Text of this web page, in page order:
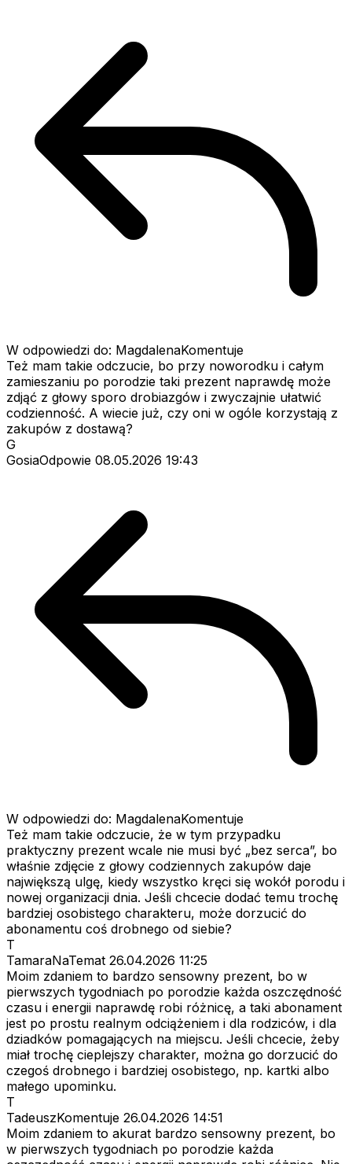
W odpowiedzi do: MagdalenaKomentuje
Też mam takie odczucie, bo przy noworodku i całym
zamieszaniu po porodzie taki prezent naprawdę może
zdjąć z głowy sporo drobiazgów i zwyczajnie ułatwić
codzienność. A wiecie już, czy oni w ogóle korzystają z
zakupów z dostawą?
G
GosiaOdpowie 08.05.2026 19:43
W odpowiedzi do: MagdalenaKomentuje
Też mam takie odczucie, że w tym przypadku
praktyczny prezent wcale nie musi być „bez serca”, bo
właśnie zdjęcie z głowy codziennych zakupów daje
największą ulgę, kiedy wszystko kręci się wokół porodu i
nowej organizacji dnia. Jeśli chcecie dodać temu trochę
bardziej osobistego charakteru, może dorzucić do
abonamentu coś drobnego od siebie?
T
TamaraNaTemat 26.04.2026 11:25
Moim zdaniem to bardzo sensowny prezent, bo w
pierwszych tygodniach po porodzie każda oszczędność
czasu i energii naprawdę robi różnicę, a taki abonament
jest po prostu realnym odciążeniem i dla rodziców, i dla
dziadków pomagających na miejscu. Jeśli chcecie, żeby
miał trochę cieplejszy charakter, można go dorzucić do
czegoś drobnego i bardziej osobistego, np. kartki albo
małego upominku.
T
TadeuszKomentuje 26.04.2026 14:51
Moim zdaniem to akurat bardzo sensowny prezent, bo
w pierwszych tygodniach po porodzie każda